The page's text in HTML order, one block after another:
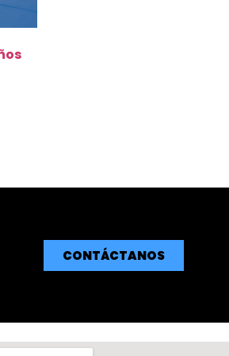
CONTÁCTANOS